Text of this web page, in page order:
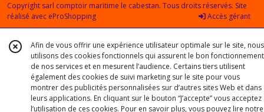
Copyright sarl comptoir maritime le cabestan. Tous droits réservés. Site
réalisé avec eProShopping Accès gérant
Afin de vous offrir une expérience utilisateur optimale sur le site, nous
utilisons des cookies fonctionnels qui assurent le bon fonctionnement
de nos services et en mesurent l’audience. Certains tiers utilisent
également des cookies de suivi marketing sur le site pour vous
montrer des publicités personnalisées sur d’autres sites Web et dans
leurs applications. En cliquant sur le bouton “J’accepte” vous acceptez
l’utilisation de ces cookies. Pour en savoir plus, vous pouvez lire notre